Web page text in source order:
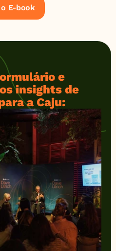
o E-book
e
insights de
a Caju: